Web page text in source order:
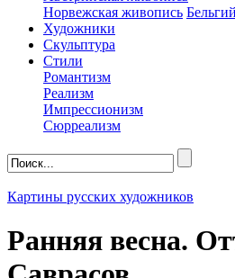
Норвежская живопись
Художники
Скульптура
Стили
Романтизм
Реализм
Импрессионизм
Сюрреализм
Картины русских художников
Ранняя весна.